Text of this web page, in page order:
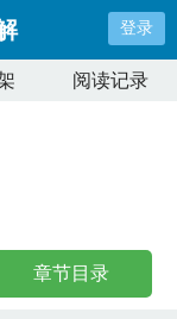
登录
阅读记录
章节目录